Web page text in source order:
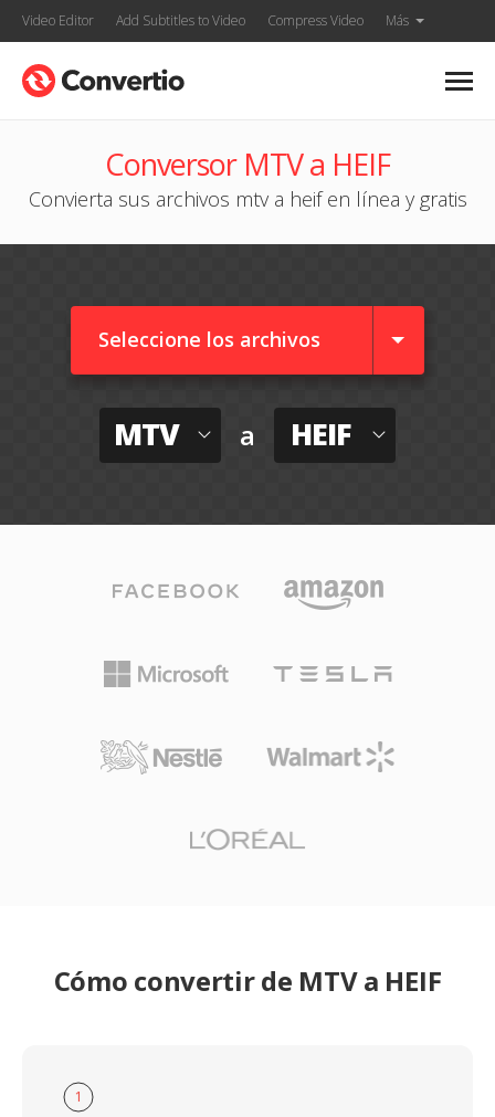
Video Editor Add Subtitles to Video Compress Video Más
Conversor MTV a HEIF
Convierta sus archivos mtv a heif en línea y gratis
Seleccione los archivos
MTV a HEIF
Cómo convertir de MTV a HEIF
1